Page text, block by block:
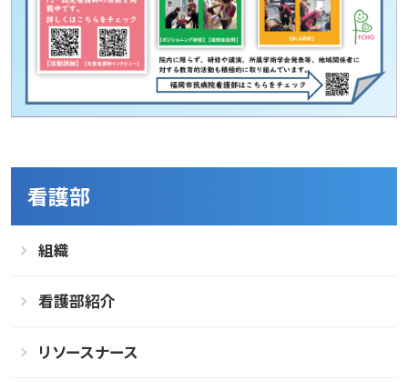
看護部
組織
看護部紹介
リソースナース